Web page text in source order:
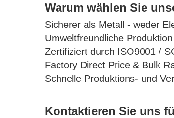
Warum wählen Sie
Sicherer als Metall - weder
Umweltfreundliche Produktion
Zertifiziert durch ISO9001 /
Factory Direct Price & Bulk
Schnelle Produktions- und
Kontaktieren Sie uns